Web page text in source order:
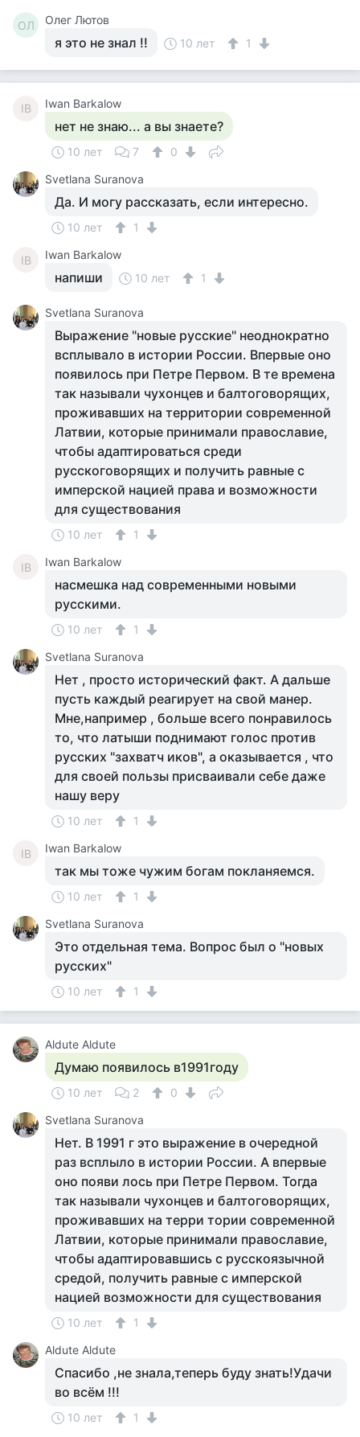
ОЛ Олег Лютов
я это не знал !! 10 лет 1
IB Iwan Barkalow
нет не знаю... а вы знаете?
10 лет 7
0
Svetlana Suranova
Да. И могу рассказать, если интересно.
10 лет 1
IB Iwan Barkalow
напиши 10 лет 1
Svetlana Suranova
Выражение "новые русские" неоднократно
всплывало в истории России. Впервые оно
появилось при Петре Первом. В те времена
так называли чухонцев и балтоговорящих,
проживавших на территории современной
Латвии, которые принимали православие,
чтобы адаптироваться среди
русскоговорящих и получить равные с
имперской нацией права и возможности
для существования
10 лет 1
IB Iwan Barkalow
насмешка над современными новыми
русскими.
10 лет
1
Svetlana Suranova
Нет , просто исторический факт. А дальше
пусть каждый реагирует на свой манер.
Мне,например , больше всего понравилось
то, что латыши поднимают голос против
русских "захватч иков", а оказывается , что
для своей пользы присваивали себе даже
нашу веру
10 лет 1
IB Iwan Barkalow
так мы тоже чужим богам покланяемся.
10 лет
1
Svetlana Suranova
Это отдельная тема. Вопрос был о "новых
русских"
10 лет 1
Aldute Aldute
Думаю появилось в1991году
10 лет 2
0
Svetlana Suranova
Нет. В 1991 г это выражение в очередной
раз всплыло в истории России. А впервые
оно появи лось при Петре Первом. Тогда
так называли чухонцев и балтоговорящих,
проживавших на терри тории современной
Латвии, которые принимали православие,
чтобы адаптировавшись с русскоязычной
средой, получить равные с имперской
нацией возможности для существования
10 лет
1
Aldute Aldute
Спасибо ,не знала,теперь буду знать!Удачи
во всём !!!
10 лет 1